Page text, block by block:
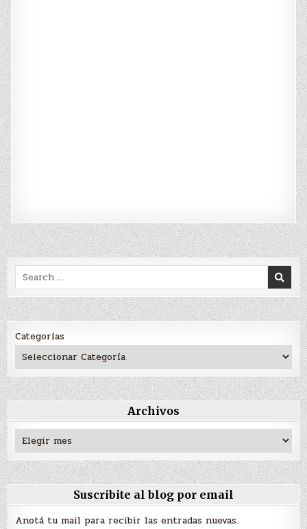
Search
for:
Categorías
Archivos
Archivos
Suscribite al blog por email
Anotá tu mail para recibir las entradas nuevas.